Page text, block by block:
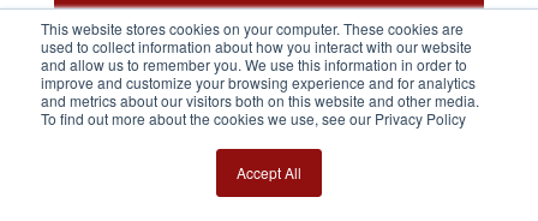
This website stores cookies on your computer. These cookies are
used to collect information about how you interact with our website
and allow us to remember you. We use this information in order to
improve and customize your browsing experience and for analytics
and metrics about our visitors both on this website and other media.
To find out more about the cookies we use, see our Privacy Policy
Accept All
Science & santé
Data & Sports